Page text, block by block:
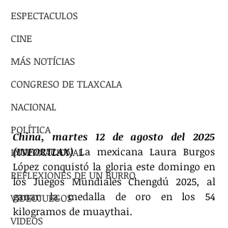
ESPECTACULOS
CINE
MÁS NOTÍCIAS
CONGRESO DE TLAXCALA
NACIONAL
POLÍTICA
INTERNACIONAL
REFLEXIONES DE UN BURRO
VIDEOJUEGOS
VIDEOS
China, martes 12 de agosto del 2025
(INFORTLAX) La mexicana Laura Burgos
López conquistó la gloria este domingo en
los Juegos Mundiales Chengdú 2025, al
ganar la medalla de oro en los 54
kilogramos de muaythai.